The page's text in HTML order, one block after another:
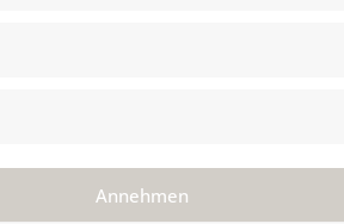
Annehmen